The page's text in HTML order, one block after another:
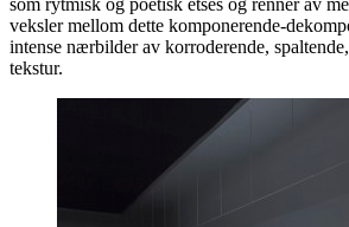
veksler mellom dette komponerende-
intense nærbilder av korroderende,
tekstur.